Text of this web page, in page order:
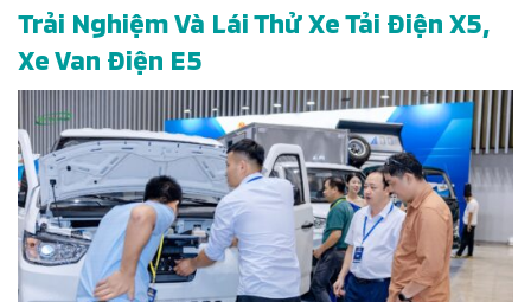
Trải Nghiệm Và Lái Thử Xe Tải Điện X5,
Xe Van Điện E5